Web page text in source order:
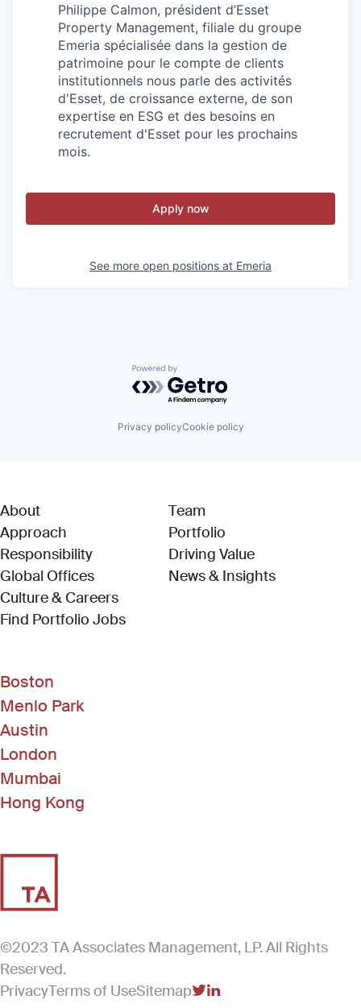
Philippe Calmon, président d’Esset
Property Management, filiale du groupe
Emeria spécialisée dans la gestion de
patrimoine pour le compte de clients
institutionnels nous parle des activités
d'Esset, de croissance externe, de son
expertise en ESG et des besoins en
recrutement d'Esset pour les prochains
mois.
Apply now
See more open positions at Emeria
Powered by Getro.com
Privacy policyCookie policy
About
Approach
Responsibility
Global Offices
Culture & Careers
Find Portfolio Jobs(Link opens in new window)
Team
Portfolio
Driving Value
News & Insights
Boston
Menlo Park
Austin
London
Mumbai
Hong Kong
©2023 TA Associates Management, LP. All Rights
Reserved.
PrivacyTerms of UseSitemap